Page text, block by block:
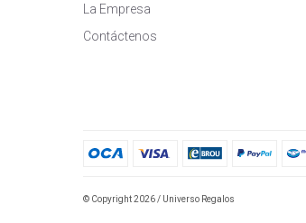
La Empresa
Contáctenos
© Copyright 2026 / Universo Regalos